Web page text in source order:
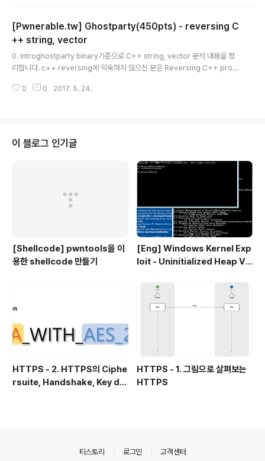
e = "Alan"; age = ghostage ; name = new ch..
[Pwnerable.tw] Ghostparty(450pts) - reversing C
++ string, vector
0. Introghostparty binary기준으로 C++ string, vector 분석 내용을 정
리합니다. c++ reversing에 익숙하지 않으신 분은 Reversing C++ prog
ersing하면서 정의한 구조체는 맨 아래에 적어두겠습니다.c++코드와 IDA에
으로 설명합니다. string의 member는 아래와 같습니다. 주의해야 할 것은..
0 0 2017. 5. 24.
이 블로그 인기글
[Shellcode] pwntools을 이
용한 shellcode 만들기
[Eng] Windows Kernel Exp
loit - Uninitialized Heap Va
HTTPS - 2. HTTPS의 Ciphe
rsuite, Handshake, Key de
HTTPS - 1. 그림으로 살펴보는
HTTPS
티스토리 로그인 고객센터